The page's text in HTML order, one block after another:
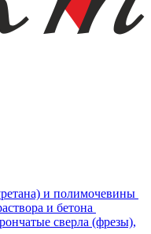
и полимочевины
и бетона
сверла (фрезы),